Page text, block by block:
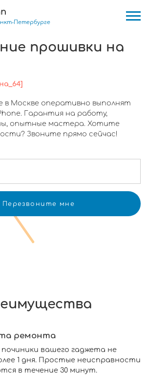
Петербурге
прошивки на
в Москве оперативно выполнят
Гарантия на работу,
опытные мастера. Хотите
Звоните прямо сейчас!
ремонта
вашего гаджета не
1 дня. Простые неисправности
в течение 30 минут.